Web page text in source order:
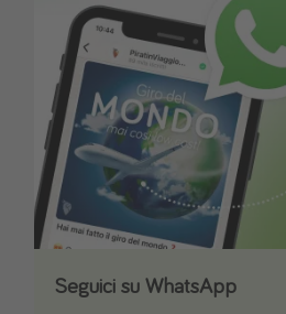
Seguici su WhatsApp
Scarica la nostra App